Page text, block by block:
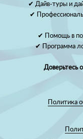
✔ Дайв-туры и
✔
✔ Помощь в
✔ Программа
Доверьтесь
Политика